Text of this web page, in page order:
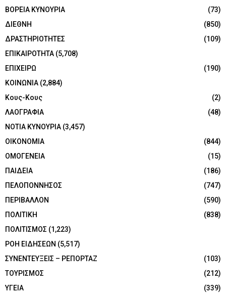
ΒΟΡΕΙΑ ΚΥΝΟΥΡΙΑ
(73)
ΔΙΕΘΝΗ
(850)
ΔΡΑΣΤΗΡΙΟΤΗΤΕΣ
(109)
ΕΠΙΚΑΙΡΟΤΗΤΑ (5,708)
ΕΠΙΧΕΙΡΩ
(190)
ΚΟΙΝΩΝΙΑ (2,884)
Κους-Κους
(2)
ΛΑΟΓΡΑΦΙΑ
(48)
ΝΟΤΙΑ ΚΥΝΟΥΡΙΑ (3,457)
ΟΙΚΟΝΟΜΙΑ
(844)
ΟΜΟΓΕΝΕΙΑ
(15)
ΠΑΙΔΕΙΑ
(186)
ΠΕΛΟΠΟΝΝΗΣΟΣ
(747)
ΠΕΡΙΒΑΛΛΟΝ
(590)
ΠΟΛΙΤΙΚΗ
(838)
ΠΟΛΙΤΙΣΜΟΣ (1,223)
ΡΟΗ ΕΙΔΗΣΕΩΝ (5,517)
ΣΥΝΕΝΤΕΥΞΕΙΣ – ΡΕΠΟΡΤΑΖ
(103)
ΤΟΥΡΙΣΜΟΣ
(212)
ΥΓΕΙΑ
(339)